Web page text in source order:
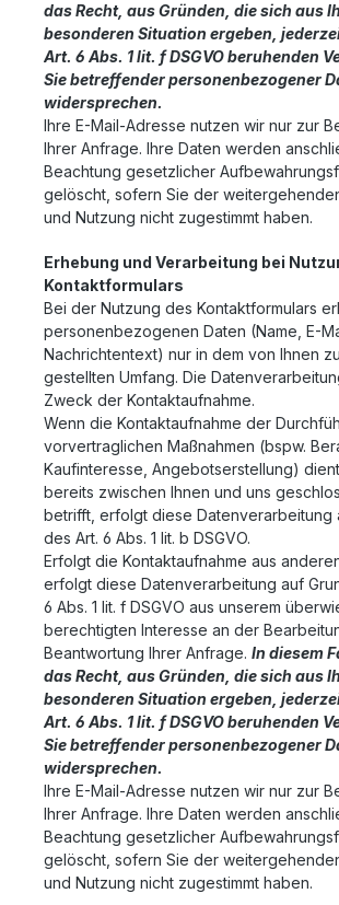
das Recht, aus Gründen, die sich aus
besonderen Situation ergeben,
Art. 6 Abs. 1 lit. f DSGVO beruhenden
Sie betreffender personenbezogener
widersprechen.
Ihre E-Mail-Adresse nutzen wir nur zur
Ihrer Anfrage. Ihre Daten werden
Beachtung gesetzlicher
gelöscht, sofern Sie der
und Nutzung nicht zugestimmt haben.
Erhebung und Verarbeitung bei
Kontaktformulars
Bei der Nutzung des Kontaktformulars
personenbezogenen Daten (Name, E-
Nachrichtentext) nur in dem von Ihnen
gestellten Umfang. Die
Zweck der Kontaktaufnahme.
Wenn die Kontaktaufnahme der
vorvertraglichen Maßnahmen (bspw.
Kaufinteresse, Angebotserstellung)
bereits zwischen Ihnen und uns
betrifft, erfolgt diese Datenverarbeitung
des Art. 6 Abs. 1 lit. b DSGVO.
Erfolgt die Kontaktaufnahme aus
erfolgt diese Datenverarbeitung auf
6 Abs. 1 lit. f DSGVO aus unserem
berechtigten Interesse an der
Beantwortung Ihrer Anfrage. In diesem
das Recht, aus Gründen, die sich aus
besonderen Situation ergeben,
Art. 6 Abs. 1 lit. f DSGVO beruhenden
Sie betreffender personenbezogener
widersprechen.
Ihre E-Mail-Adresse nutzen wir nur zur
Ihrer Anfrage. Ihre Daten werden
Beachtung gesetzlicher
gelöscht, sofern Sie der
und Nutzung nicht zugestimmt haben.